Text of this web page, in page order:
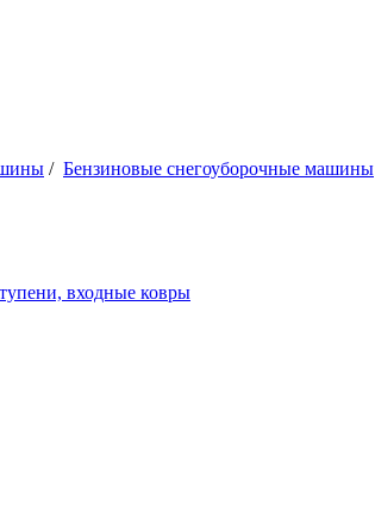
/ Бензиновые снегоуборочные машины
входные ковры